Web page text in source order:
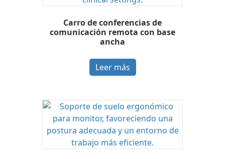
Carro de conferencias de
comunicación remota con base
ancha
Leer más